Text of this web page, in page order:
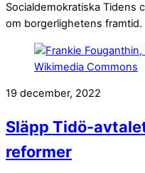
Socialdemokratiska Tidens
om borgerlighetens framtid.
19 december, 2022
Släpp Tidö-
reformer